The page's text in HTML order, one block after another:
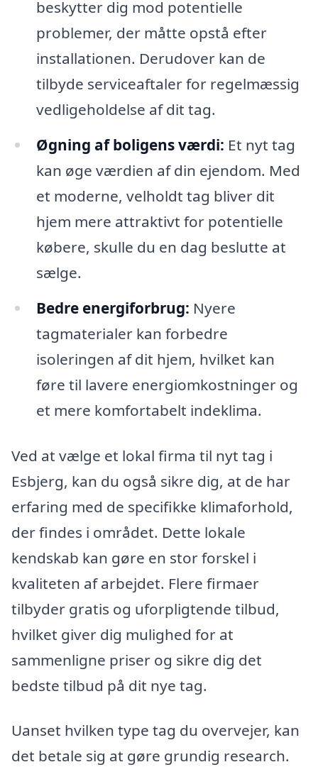
beskytter dig mod potentielle
problemer, der måtte opstå efter
installationen. Derudover kan de
tilbyde serviceaftaler for regelmæssig
vedligeholdelse af dit tag.
Øgning af boligens værdi: Et nyt tag
kan øge værdien af din ejendom. Med
et moderne, velholdt tag bliver dit
hjem mere attraktivt for potentielle
købere, skulle du en dag beslutte at
sælge.
Bedre energiforbrug: Nyere
tagmaterialer kan forbedre
isoleringen af dit hjem, hvilket kan
føre til lavere energiomkostninger og
et mere komfortabelt indeklima.
Ved at vælge et lokal firma til nyt tag i
Esbjerg, kan du også sikre dig, at de har
erfaring med de specifikke klimaforhold,
der findes i området. Dette lokale
kendskab kan gøre en stor forskel i
kvaliteten af arbejdet. Flere firmaer
tilbyder gratis og uforpligtende tilbud,
hvilket giver dig mulighed for at
sammenligne priser og sikre dig det
bedste tilbud på dit nye tag.
Uanset hvilken type tag du overvejer, kan
det betale sig at gøre grundig research.